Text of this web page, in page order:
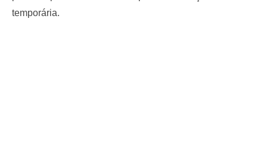
temporária.